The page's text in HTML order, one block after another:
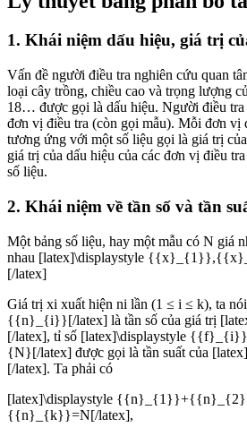
1. Khái niệm dấu hiệu, giá trị
Vấn đề người điều tra nghiên cứu quan
loại cây trồng, chiều cao và trọng lượng
18… được gọi là dấu hiệu. Người điều tra
đơn vị điều tra (còn gọi mẫu). Mỗi đơn vị
tương ứng với một số liệu gọi là giá trị
giá trị của dấu hiệu của các đơn vị điều
số liệu.
2. Khái niệm về tần số và tần
Một bảng số liệu, hay một mẫu có N giá
nhau [latex]\displaystyle
[/latex]
Giá trị xi xuất hiện ni lần (1 ≤ i ≤ k), ta
{{n}_{i}}[/latex] là tần số của giá trị
[/latex], tỉ số [latex]\displaystyle
{N}[/latex] được gọi là tần suất của
[/latex]. Ta phải có
[latex]\displaystyle
{{n}_{k}}=N[/latex],